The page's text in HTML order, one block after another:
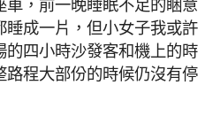
，前一晚睡眠不足的睏意
成一片，但小女子我或許
四小時沙發客和機上的時
程大部份的時候仍沒有停